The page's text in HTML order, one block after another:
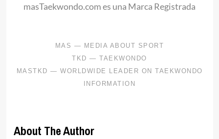
masTaekwondo.com es una Marca Registrada
About The Author